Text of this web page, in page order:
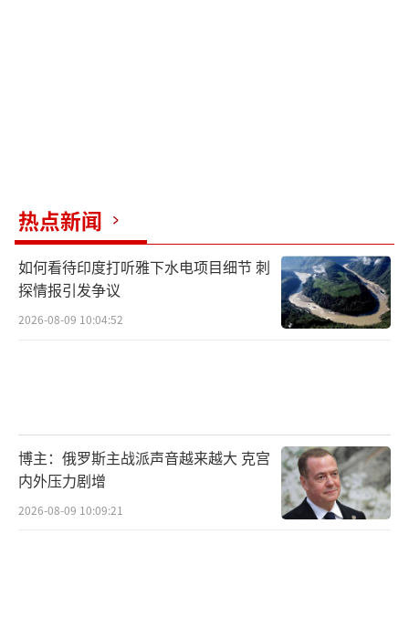
热点新闻
如何看待印度打听雅下水电项目细节 刺
探情报引发争议
2026-08-09 10:04:52
博主：俄罗斯主战派声音越来越大 克宫
内外压力剧增
2026-08-09 10:09:21